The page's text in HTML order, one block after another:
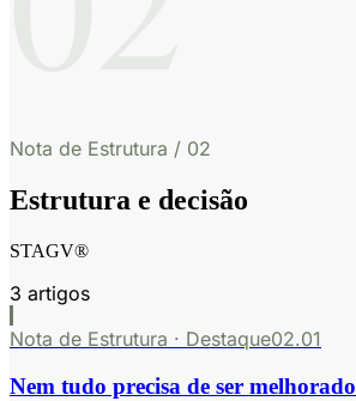
Nota de Estrutura / 02
Estrutura e decisão
STAGV®
3 artigos
Nota de Estrutura · Destaque02.01
Nem tudo precisa de ser melhorado